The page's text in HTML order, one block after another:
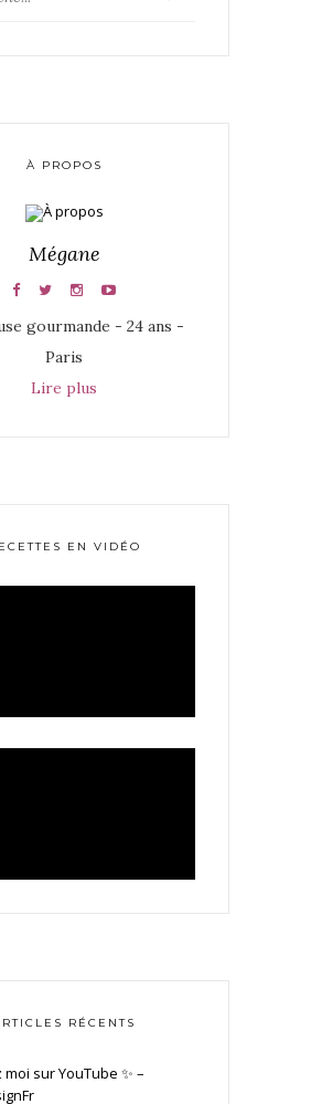
À PROPOS
Mégane
gourmande - 24 ans -
Paris
Lire plus
EN VIDÉO
RÉCENTS
sur YouTube ✨ –